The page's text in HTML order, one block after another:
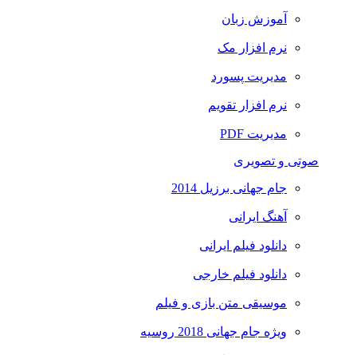
آموزش زبان
نرم افزار مک
مدیریت پسورد
نرم افزار تقویم
مدیریت PDF
صوتی و تصویری
جام جهانی برزیل 2014
آهنگ ایرانی
دانلود فیلم ایرانی
دانلود فیلم خارجی
موسیقی متن بازی و فیلم
ویژه جام جهانی 2018 روسیه